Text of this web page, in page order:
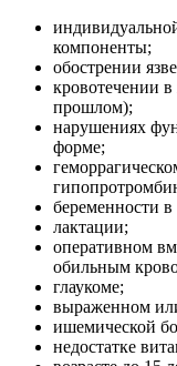
компоненты;
обострении
кровотечении
прошлом);
нарушениях
форме;
беременности
лактации;
оперативном
обильным
глаукоме;
выраженном
ишемической
недостатке